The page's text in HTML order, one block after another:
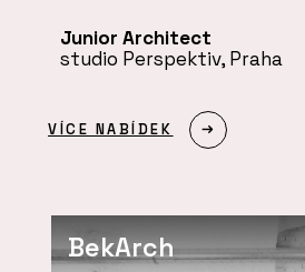
Junior Architect
studio Perspektiv, Praha
VÍCE NABÍDEK
BekArch